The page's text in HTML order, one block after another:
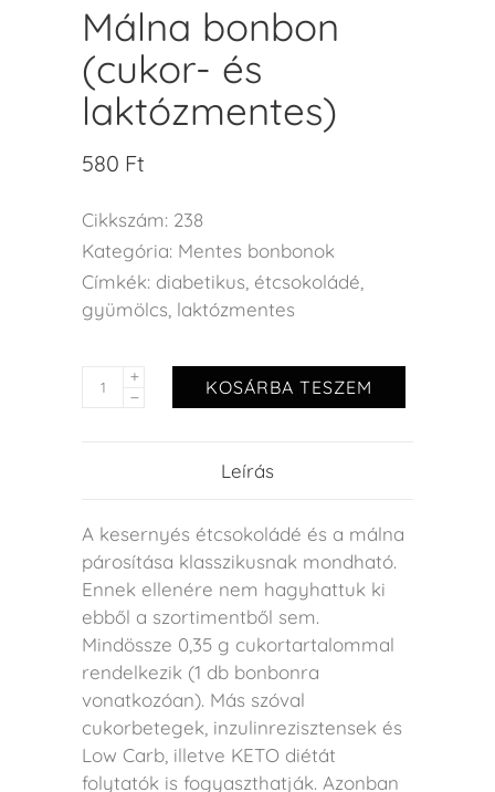
Málna bonbon
(cukor- és
laktózmentes)
580 Ft
Cikkszám: 238
Kategória: Mentes bonbonok
Címkék: diabetikus étcsokoládé
gyümölcs laktózmentes
KOSÁRBA TESZEM
Leírás
A kesernyés étcsokoládé és a málna
párosítása klasszikusnak mondható.
Ennek ellenére nem hagyhattuk ki
ebből a szortimentből sem.
Mindössze 0,35 g cukortartalommal
rendelkezik (1 db bonbonra
vonatkozóan). Más szóval
cukorbetegek, inzulinrezisztensek és
Low Carb, illetve KETO diétát
folytatók is fogyaszthatják. Azonban